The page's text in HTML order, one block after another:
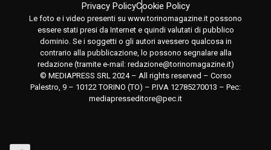
Privacy PolicyCookie Policy
Le foto e i video presenti su www.torinomagazine.it possono
essere stati presi da Internet e quindi valutati di pubblico
dominio. Se i soggetti o gli autori avessero qualcosa in
contrario alla pubblicazione, lo possono segnalare alla
redazione (tramite e-mail: redazione@torinomagazine.it)
© MEDIAPRESS SRL 2024 – All rights reserved – Corso
Palestro, 9 – 10122 TORINO (TO) – P.IVA 12785270013 – Pec:
mediapresseditore@pec.it